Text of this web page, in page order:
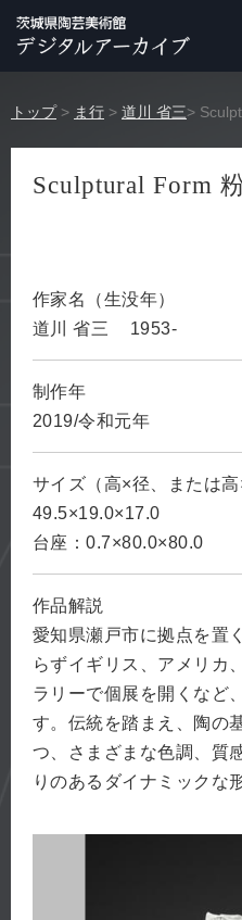
トップ > ま行 > 道川 省三>
Sculptural Form 粉
作家名（生没年）
道川 省三
1953-
制作年
2019/令和元年
サイズ（高×径、または高
49.5×19.0×17.0
台座：0.7×80.0×80.0
作品解説
愛知県瀬戸市に拠点を置
らずイギリス、アメリカ
ラリーで個展を開くなど
す。伝統を踏まえ、陶の
つ、さまざまな色調、質
りのあるダイナミックな